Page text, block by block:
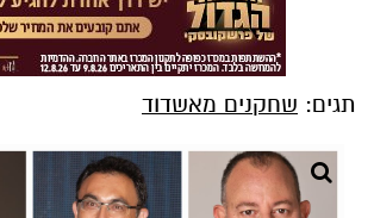
תגים: שחקנים מאשדוד